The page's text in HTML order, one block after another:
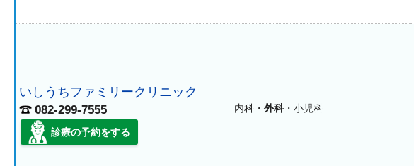
いしうちファミリークリニック
082-299-7555
診療の予約をする
内科・ 外科・小児科